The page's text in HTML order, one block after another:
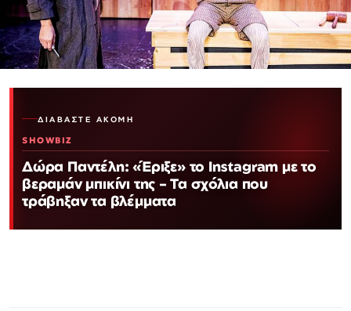
ΔΙΑΒΆΣΤΕ ΑΚΌΜΗ
SHOWBIZ
Δώρα Παντέλη: «Έριξε» το Instagram με το
βεραμάν μπικίνι της – Τα σχόλια που
τράβηξαν τα βλέμματα